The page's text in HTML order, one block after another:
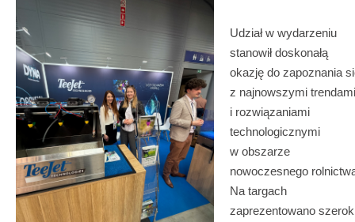
Udział w wydarzeniu
stanowił doskonałą
okazję do zapoznania
z najnowszymi trendami
i rozwiązaniami
technologicznymi
w obszarze
nowoczesnego
Na targach
zaprezentowano